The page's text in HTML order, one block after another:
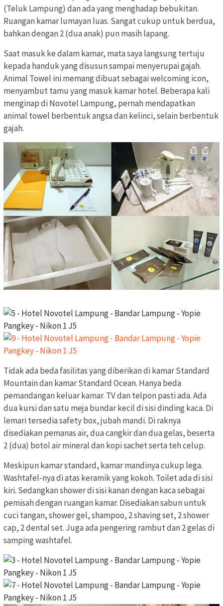
(Teluk Lampung) dan ada yang menghadap bebukitan.
Ruangan kamar lumayan luas. Sangat cukup untuk berdua,
bahkan dengan 2 (dua anak) pun masih lapang.
Saat masuk ke dalam kamar, mata saya langsung tertuju
kepada handuk yang disusun sampai menyerupai gajah.
Animal Towel ini memang dibuat sebagai welcoming icon,
menyambut tamu yang masuk kamar hotel. Beberapa kali
menginap di Novotel Lampung, pernah mendapatkan
animal towel berbentuk angsa dan kelinci, selain berbentuk
gajah.
Tidak ada beda fasilitas yang diberikan di kamar Standard
Mountain dan kamar Standard Ocean. Hanya beda
pemandangan keluar kamar. TV dan telpon pasti ada. Ada
dua kursi dan satu meja bundar kecil di sisi dinding kaca. Di
lemari tersedia safety box, jubah mandi. Di raknya
disediakan pemanas air, dua cangkir dan dua gelas, beserta
2 (dua) botol air mineral dan kopi sachet serta teh celup.
Meskipun kamar standard, kamar mandinya cukup lega.
Washtafel-nya di atas keramik yang kokoh. Toilet ada di sisi
kiri. Sedangkan shower di sisi kanan dengan kaca sebagai
pemisah dengan ruangan kamar. Disediakan sabun untuk
cuci tangan, shower gel, shampoo, 2 shaving set, 2 shower
cap, 2 dental set. Juga ada pengering rambut dan 2 gelas di
samping washtafel.